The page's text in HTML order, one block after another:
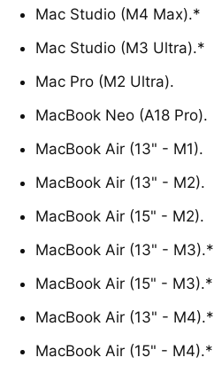
Mac Studio (M4 Max).*
Mac Studio (M3 Ultra).*
Mac Pro (M2 Ultra).
MacBook Neo (A18 Pro).
MacBook Air (13" - M1).
MacBook Air (13" - M2).
MacBook Air (15" - M2).
MacBook Air (13" - M3).*
MacBook Air (15" - M3).*
MacBook Air (13" - M4).*
MacBook Air (15" - M4).*